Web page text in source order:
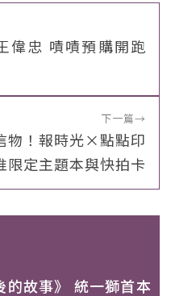
偉忠 嘖嘖預購開跑
下一篇→
物！報時光×點點印
限定主題本與快拍卡
的故事》 統一獅首本